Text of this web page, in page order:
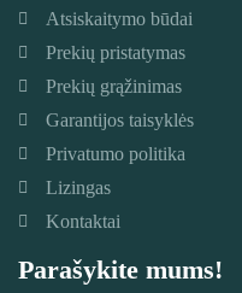
Atsiskaitymo būdai
Prekių pristatymas
Prekių grąžinimas
Garantijos taisyklės
Privatumo politika
Lizingas
Kontaktai
Parašykite mums!